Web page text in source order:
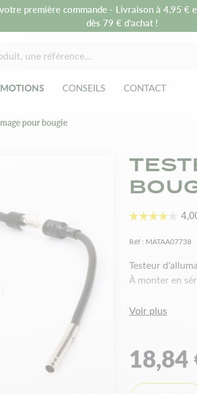
première commande - Livraison à 4,95 €
dès 79 € d’achat !
CONSEILS CONTACT
pour bougie
Réf : MATAA07738
Testeur
À monter en
Voir plus
18,84